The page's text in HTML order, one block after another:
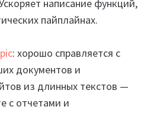
написание функций,
пайплайнах.
: хорошо справляется с
документов и
из длинных текстов —
с отчетами и